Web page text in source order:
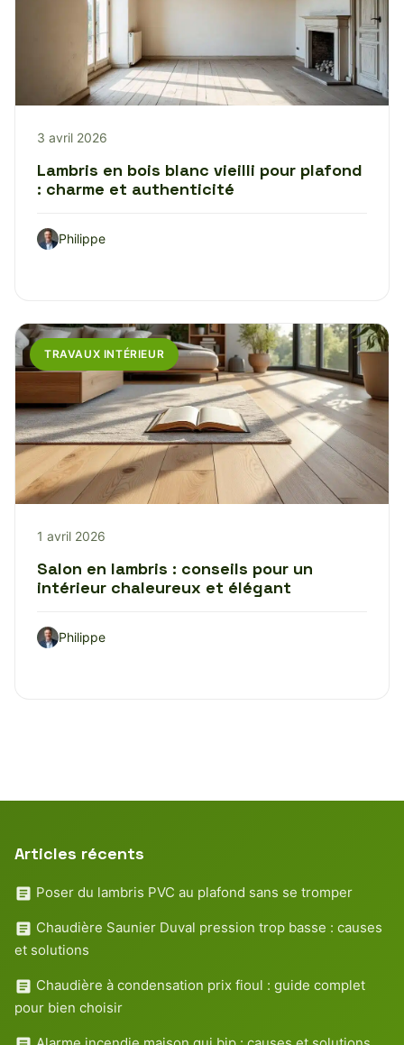
3 avril 2026
Lambris en bois blanc vieilli pour plafond
: charme et authenticité
Philippe
TRAVAUX INTÉRIEUR
1 avril 2026
Salon en lambris : conseils pour un
intérieur chaleureux et élégant
Philippe
Articles récents
Poser du lambris PVC au plafond sans se tromper
Chaudière Saunier Duval pression trop basse : causes
et solutions
Chaudière à condensation prix fioul : guide complet
pour bien choisir